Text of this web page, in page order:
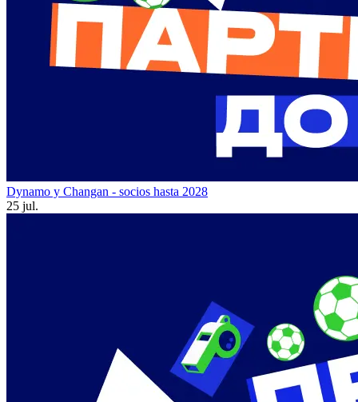
Dynamo y Changan - socios hasta 2028
25 jul.